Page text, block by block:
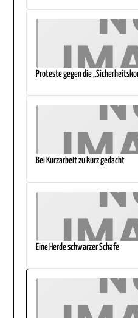
Proteste gegen die
Bei Kurzarbeit zu kurz gedacht
Eine Herde schwarzer Schafe